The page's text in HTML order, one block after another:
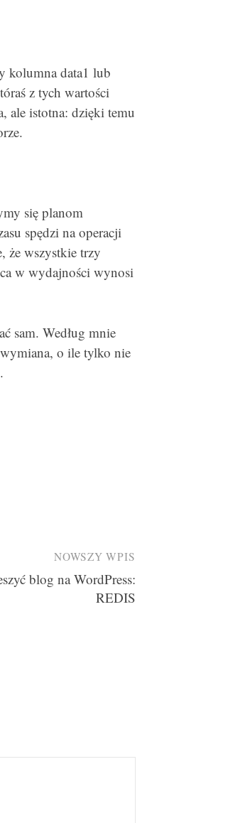
kolumna data1 lub
z tych wartości
ale istotna: dzięki temu
się planom
spędzi na operacji
że wszystkie trzy
w wydajności wynosi
sam. Według mnie
o ile tylko nie
NOWSZY WPIS
blog na WordPress:
REDIS